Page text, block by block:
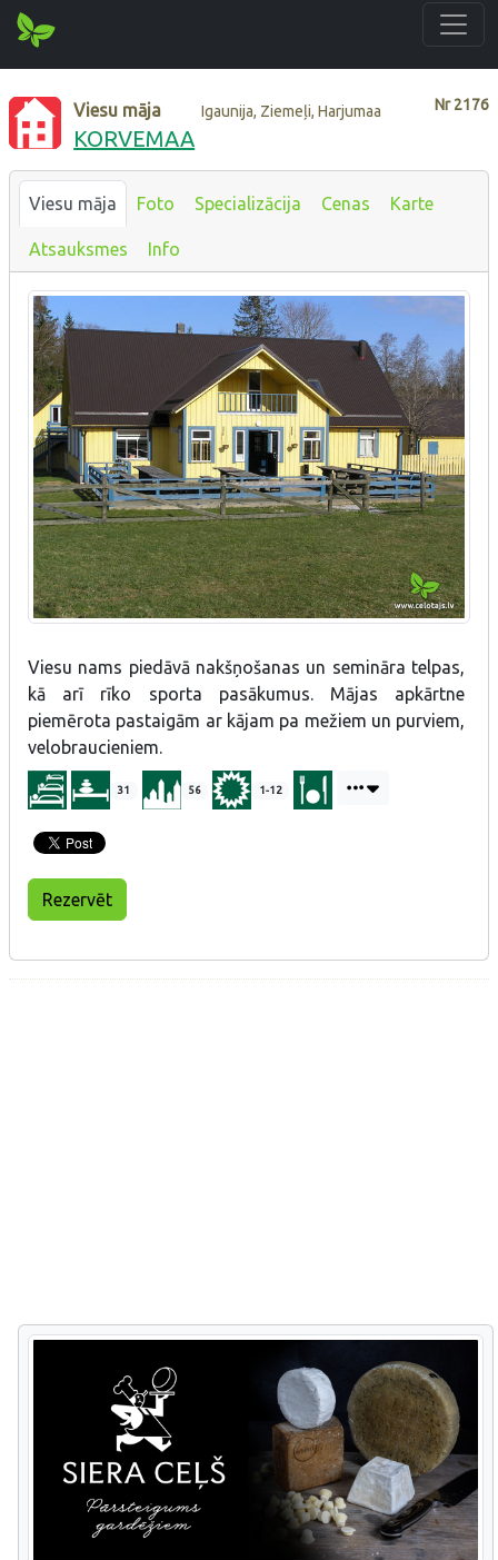
Nr2176
Viesu māja Igaunija, Ziemeļi, Harjumaa
KORVEMAA
Viesu māja Foto Specializācija Cenas Karte
Atsauksmes Info
Viesu nams piedāvā nakšņošanas un semināra telpas,
kā arī rīko sporta pasākumus. Mājas apkārtne
piemērota pastaigām ar kājam pa mežiem un purviem,
velobraucieniem.
31 56 1-12
Rezervēt